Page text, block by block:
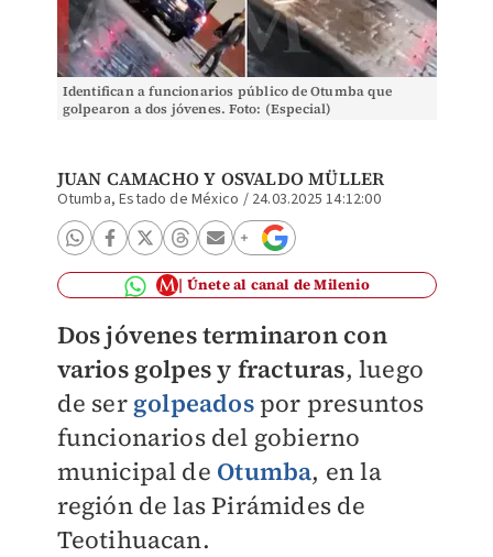
Identifican a funcionarios público de Otumba que
golpearon a dos jóvenes. Foto: (Especial)
JUAN CAMACHOY OSVALDO MÜLLER
Otumba, Estado de México / 24.03.2025 14:12:00
Únete al canal de Milenio
Dos jóvenes terminaron con
varios golpes y fracturas, luego
de ser golpeadospor presuntos
funcionarios del gobierno
municipal de Otumba, en la
región de las Pirámides de
Teotihuacan.